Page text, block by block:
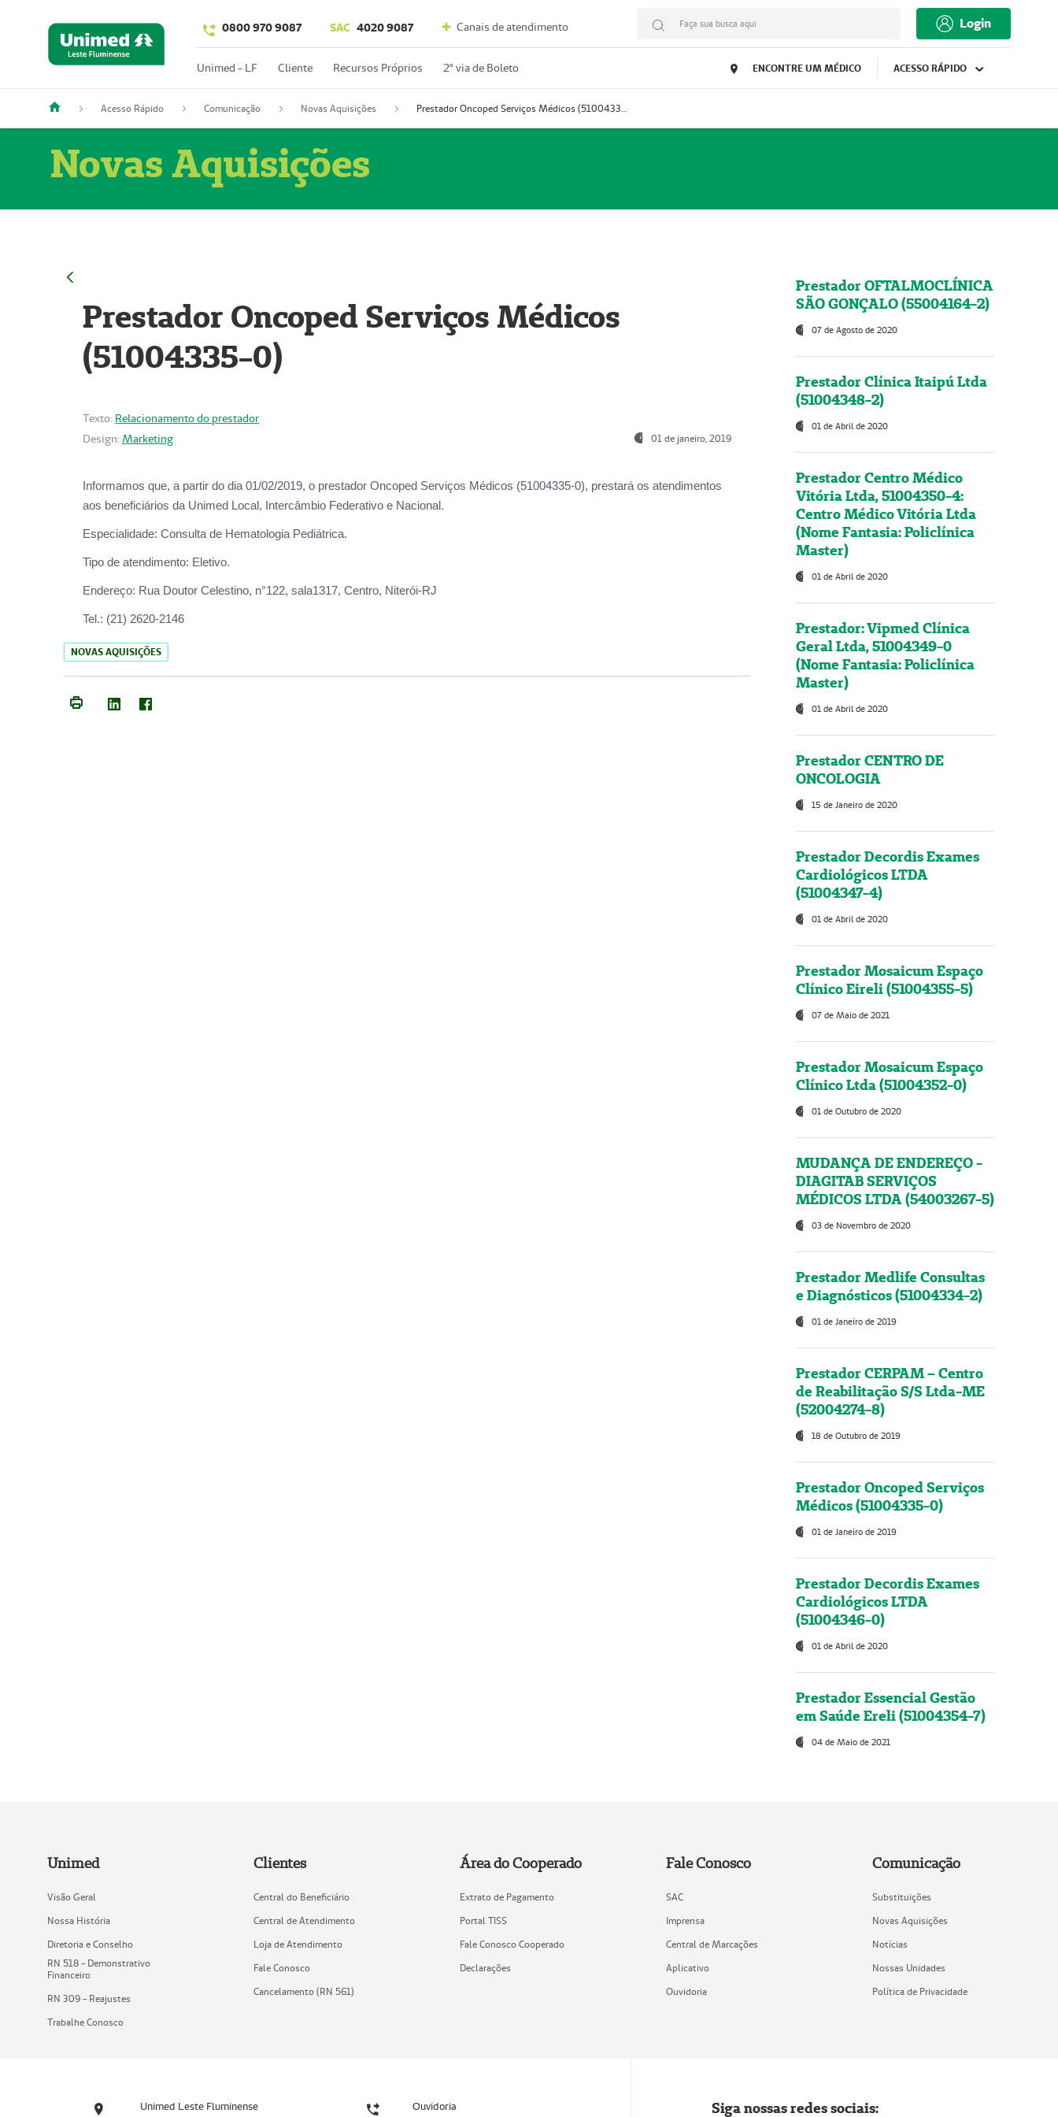
0800 970 9087 SAC 4020 9087 Canais de atendimento Faça sua busca aqui Login
Unimed - LF Cliente Recursos Próprios 2º via de Boleto ENCONTRE UM MÉDICO ACESSO RÁPIDO
Acesso Rápido Comunicação Novas Aquisições Prestador Oncoped Serviços Médicos (51004335-0)
Novas Aquisições
Prestador Oncoped Serviços Médicos
(51004335-0)
Texto: Relacionamento do prestador
Design: Marketing 01 de janeiro, 2019
Informamos que, a partir do dia 01/02/2019, o prestador Oncoped Serviços Médicos (51004335-0), prestará os atendimentos
aos beneficiários da Unimed Local, Intercâmbio Federativo e Nacional.
Especialidade: Consulta de Hematologia Pediátrica.
Tipo de atendimento: Eletivo.
Endereço: Rua Doutor Celestino, n°122, sala1317, Centro, Niterói-RJ
Tel.: (21) 2620-2146
NOVAS AQUISIÇÕES
Prestador OFTALMOCLÍNICA
SÃO GONÇALO (55004164-2)
07 de Agosto de 2020
Prestador Clínica Itaipú Ltda
(51004348-2)
01 de Abril de 2020
Prestador Centro Médico
Vitória Ltda, 51004350-4:
Centro Médico Vitória Ltda
(Nome Fantasia: Policlínica
Master)
01 de Abril de 2020
Prestador: Vipmed Clínica
Geral Ltda, 51004349-0
(Nome Fantasia: Policlínica
Master)
01 de Abril de 2020
Prestador CENTRO DE
ONCOLOGIA
15 de Janeiro de 2020
Prestador Decordis Exames
Cardiológicos LTDA
(51004347-4)
01 de Abril de 2020
Prestador Mosaicum Espaço
Clínico Eireli (51004355-5)
07 de Maio de 2021
Prestador Mosaicum Espaço
Clínico Ltda (51004352-0)
01 de Outubro de 2020
MUDANÇA DE ENDEREÇO -
DIAGITAB SERVIÇOS
MÉDICOS LTDA (54003267-5)
03 de Novembro de 2020
Prestador Medlife Consultas
e Diagnósticos (51004334-2)
01 de Janeiro de 2019
Prestador CERPAM – Centro
de Reabilitação S/S Ltda-ME
(52004274-8)
18 de Outubro de 2019
Prestador Oncoped Serviços
Médicos (51004335-0)
01 de Janeiro de 2019
Prestador Decordis Exames
Cardiológicos LTDA
(51004346-0)
01 de Abril de 2020
Prestador Essencial Gestão
em Saúde Ereli (51004354-7)
04 de Maio de 2021
Unimed
Visão Geral
Nossa História
Diretoria e Conselho
RN 518 - Demonstrativo
Financeiro
RN 309 - Reajustes
Trabalhe Conosco
Clientes
Central do Beneficiário
Central de Atendimento
Loja de Atendimento
Fale Conosco
Cancelamento (RN 561)
Área do Cooperado
Extrato de Pagamento
Portal TISS
Fale Conosco Cooperado
Declarações
Fale Conosco
SAC
Imprensa
Central de Marcações
Aplicativo
Ouvidoria
Comunicação
Substituições
Novas Aquisições
Notícias
Nossas Unidades
Política de Privacidade
Unimed Leste Fluminense Ouvidoria Siga nossas redes sociais: